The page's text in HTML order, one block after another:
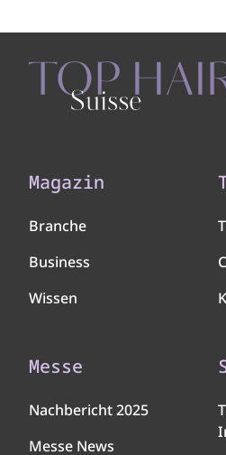
Magazin
Branche
Business
Wissen
Messe
Nachbericht 2025
Messe News